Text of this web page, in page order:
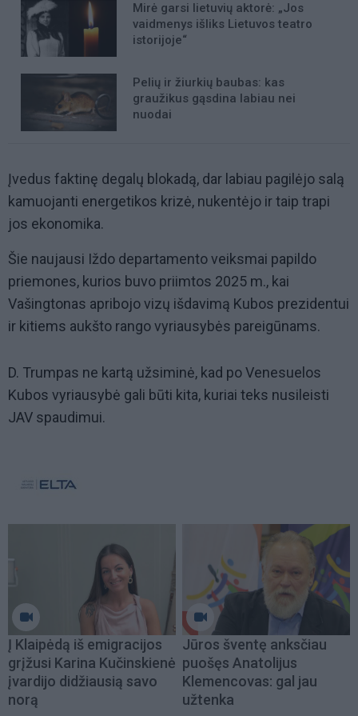
Mirė garsi lietuvių aktorė: „Jos
vaidmenys išliks Lietuvos teatro
istorijoje“
Pelių ir žiurkių baubas: kas
graužikus gąsdina labiau nei
nuodai
Įvedus faktinę degalų blokadą, dar labiau pagilėjo salą
kamuojanti energetikos krizė, nukentėjo ir taip trapi
jos ekonomika.
Šie naujausi Iždo departamento veiksmai papildo
priemones, kurios buvo priimtos 2025 m., kai
Vašingtonas apribojo vizų išdavimą Kubos prezidentui
ir kitiems aukšto rango vyriausybės pareigūnams.
D. Trumpas ne kartą užsiminė, kad po Venesuelos
Kubos vyriausybė gali būti kita, kuriai teks nusileisti
JAV spaudimui.
Į Klaipėdą iš emigracijos
grįžusi Karina Kučinskienė
įvardijo didžiausią savo
norą
Jūros šventę anksčiau
puošęs Anatolijus
Klemencovas: gal jau
užtenka